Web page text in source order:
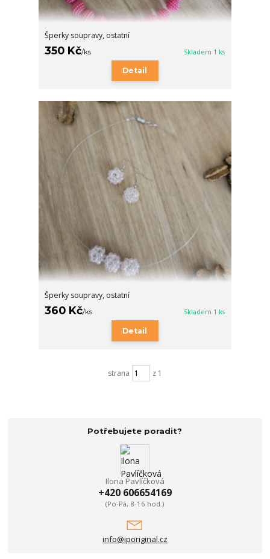
Šperky soupravy, ostatní
350 Kč/ks Skladem 1 ks
Detail
Šperky soupravy, ostatní
360 Kč/ks Skladem 1 ks
Detail
strana z 1
Potřebujete poradit?
Ilona Pavlíčková
+420 606654169
(Po-Pá, 8-16 hod.)
info@iporiginal.cz